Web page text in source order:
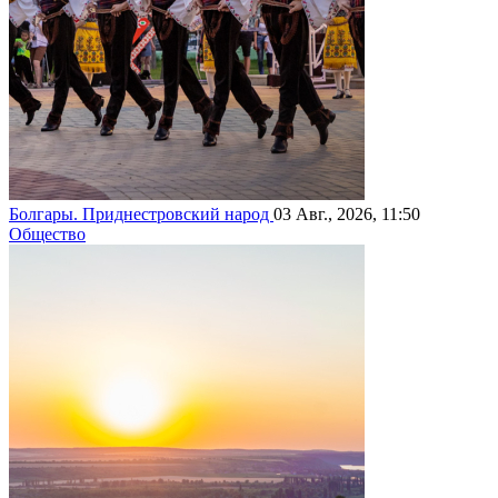
Болгары. Приднестровский народ 03 Авг., 2026, 11:50
Общество